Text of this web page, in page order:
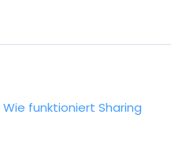
Wie funktioniert Sharing